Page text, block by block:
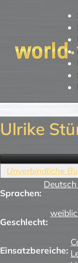
Ulrike
Sprachen:
Geschlecht:
Einsatzbereiche: